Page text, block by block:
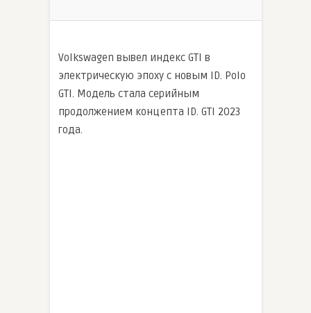
Volkswagen вывел индекс GTI в
электрическую эпоху с новым ID. Polo
GTI. Модель стала серийным
продолжением концепта ID. GTI 2023
года.